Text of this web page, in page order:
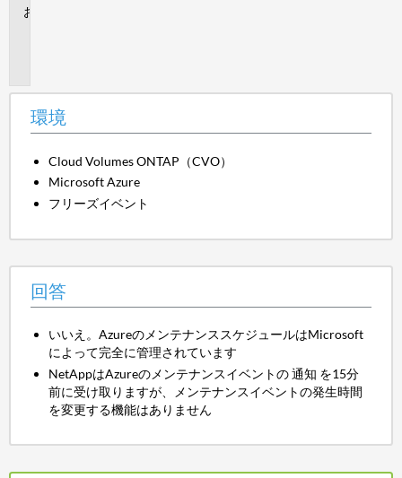
環境
Cloud Volumes ONTAP（CVO）
Microsoft Azure
フリーズイベント
回答
いいえ。AzureのメンテナンススケジュールはMicrosoft
によって完全に管理されています
NetAppはAzureのメンテナンスイベントの通知 を15分
前に受け取りますが、メンテナンスイベントの発生時間
を変更する機能はありません